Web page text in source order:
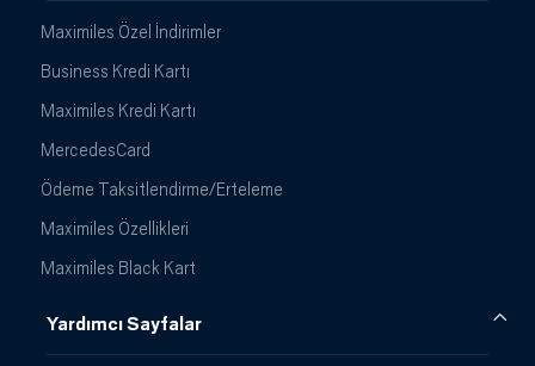
Maximiles Özel İndirimler
Business Kredi Kartı
Maximiles Kredi Kartı
MercedesCard
Ödeme Taksitlendirme/Erteleme
Maximiles Özellikleri
Maximiles Black Kart
Yardımcı Sayfalar